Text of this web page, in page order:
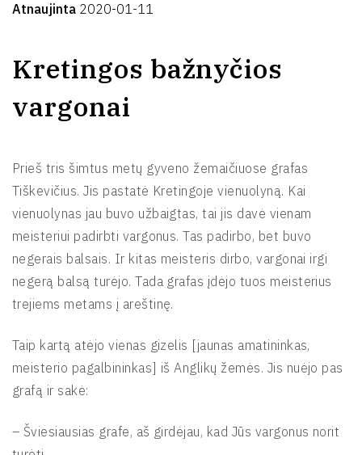
Atnaujinta 2020-01-11
Kretingos bažnyčios
vargonai
Prieš tris šimtus metų gyveno žemaičiuose grafas
Tiškevičius. Jis pastatė Kretingoje vienuolyną. Kai
vienuolynas jau buvo užbaigtas, tai jis davė vienam
meisteriui padirbti vargonus. Tas padirbo, bet buvo
negerais balsais. Ir kitas meisteris dirbo, vargonai irgi
negerą balsą turėjo. Tada grafas įdėjo tuos meisterius
trejiems metams į areštinę.
Taip kartą atėjo vienas gizelis [jaunas amatininkas,
meisterio pagalbininkas] iš Anglikų žemės. Jis nuėjo pas
grafą ir sakė:
– Šviesiausias grafe, aš girdėjau, kad Jūs vargonus norit